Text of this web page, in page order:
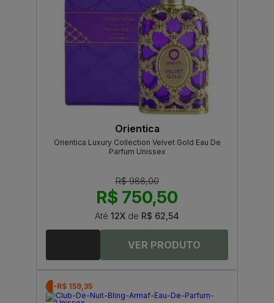
Orientica
Orientica Luxury Collection Velvet Gold Eau De
Parfum Unissex
R$ 988,00
R$ 750,50
Até 12X de R$ 62,54
-R$ 159,35